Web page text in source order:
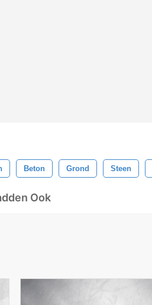
Beton Grond Steen
Ook